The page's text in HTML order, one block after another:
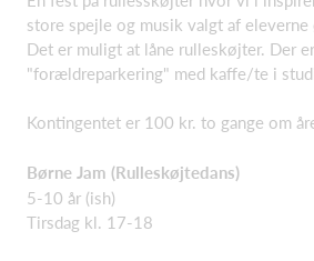
store spejle og musik valgt af eleverne
Det er muligt at låne rulleskøjter. Der
"forældreparkering" med kaffe/te i
Kontingentet er 100 kr. to gange om
Børne Jam (Rulleskøjtedans)
5-10 år (ish)
Tirsdag kl. 17-18